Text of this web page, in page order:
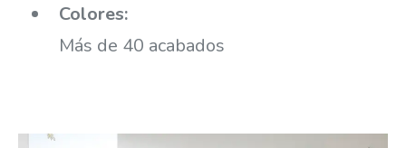
Colores:
Más de 40 acabados